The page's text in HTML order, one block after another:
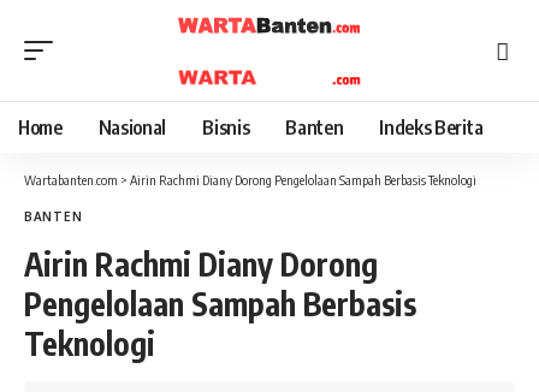
Home Nasional Bisnis Banten Indeks Berita
Wartabanten.com > Airin Rachmi Diany Dorong Pengelolaan Sampah Berbasis Teknologi
BANTEN
Airin Rachmi Diany Dorong
Pengelolaan Sampah Berbasis
Teknologi